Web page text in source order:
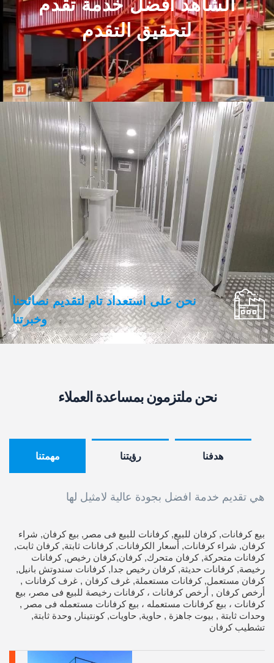
الشاهد أفضل خدمة تقدم
لتحقيق التقدم
نحن على استعداد تام لتقديم نصائحنا
وخبرتنا
نحن ملتزمون بمساعدة العملاء
مهمتنا رؤيتنا هدفنا
هي تقديم خدمة افضل بجودة عالية لامثيل لها
بيع كرفانات, كرفان للبيع, كرفانات للبيع فى مصر, بيع كرفان, شراء
كرفان, شراء كرفانات, أسعار الكرفانات, كرفانات ثابتة, كرفان ثابت,
كرفانات متحركة, كرفان متحرك, كرفان,كرفان رخيص, كرفانات
رخيصة, كرفانات حديثة, كرفان رخيص جدا, كرفانات سندوتش بانيل,
كرفان مستعمل, كرفانات مستعملة, غرف كرفان , غرف كرفانات ,
أرخص كرفان , أرخص كرفانات ، كرفانات رخيصة للبيع فى مصر، بيع
كرفانات ، بيع كرفانات مستعمله ، بيع كرفانات مستعمله فى مصر ,
وحدات ثابتة , بيوت جاهزة , حاوية, حاويات, كونتينار, وحدة ثابتة,
تشطيب كرفان